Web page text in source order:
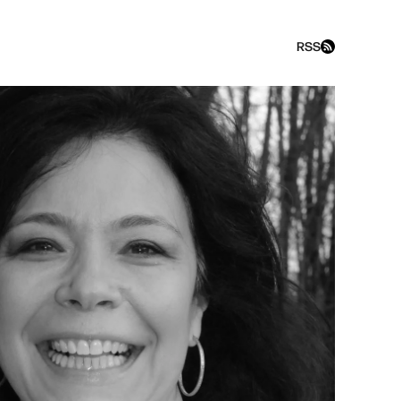
RSS
show c Филиппенко и